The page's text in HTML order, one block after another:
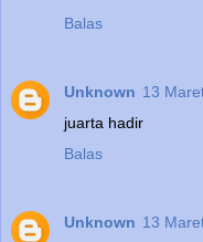
Balas
Unknown 13
juarta hadir
Balas
Unknown 13